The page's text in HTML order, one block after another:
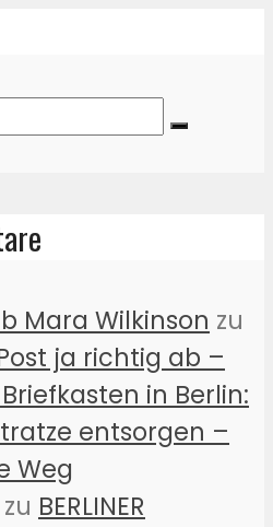
Mara Wilkinson zu
ja richtig ab –
in Berlin:
entsorgen –
Weg
zu BERLINER